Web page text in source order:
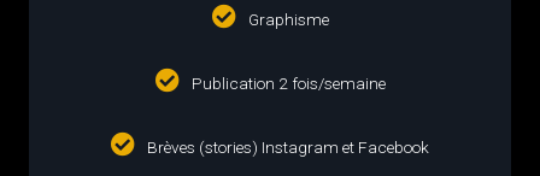
Graphisme
Publication 2 fois/semaine
Brèves (stories) Instagram et Facebook